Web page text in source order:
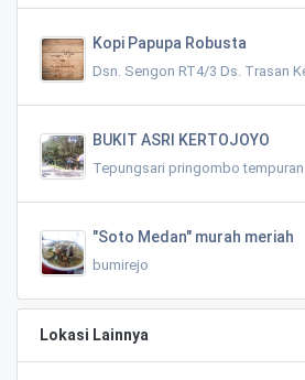
Kopi Papupa Robusta
Dsn. Sengon RT4/3 Ds. Trasan
BUKIT ASRI KERTOJOYO
Tepungsari pringombo tempuran
"Soto Medan" murah meriah
bumirejo
Lokasi Lainnya